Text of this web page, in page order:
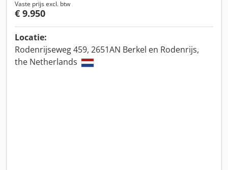
Vaste prijs excl. btw
€ 9.950
Locatie:
Rodenrijseweg 459, 2651AN Berkel en Rodenrijs,
the Netherlands